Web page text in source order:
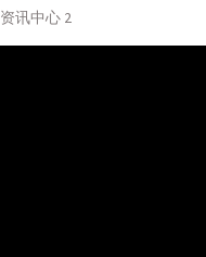
资讯中心 2